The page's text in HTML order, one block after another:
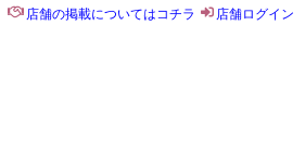
店舗の掲載についてはコチラ 店舗ログイン